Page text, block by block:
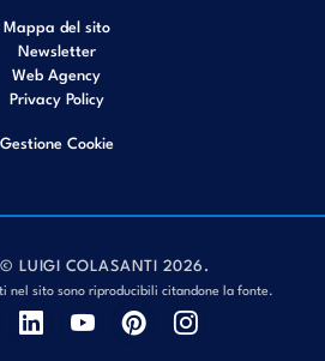
Mappa del sito
Newsletter
Web Agency
Privacy Policy
Gestione Cookie
© LUIGI COLASANTI 2026.
nel sito sono riproducibili citandone la fonte.